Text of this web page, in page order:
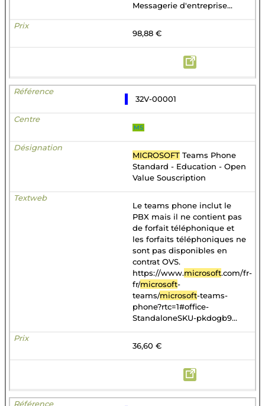
Messagerie d'entreprise...
98,88 €
32V-00001
MS
MICROSOFT Teams Phone
Standard - Education - Open
Value Souscription
Le teams phone inclut le
PBX mais il ne contient pas
de forfait téléphonique et
les forfaits téléphoniques ne
sont pas disponibles en
contrat OVS.
https://www.microsoft.com/fr-
fr/microsoft-
teams/microsoft-teams-
phone?rtc=1#office-
StandaloneSKU-pkdogb9...
36,60 €